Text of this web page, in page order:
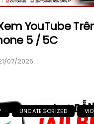
YouTube
5 / 5C
07/2026
UNCATEGORIZED